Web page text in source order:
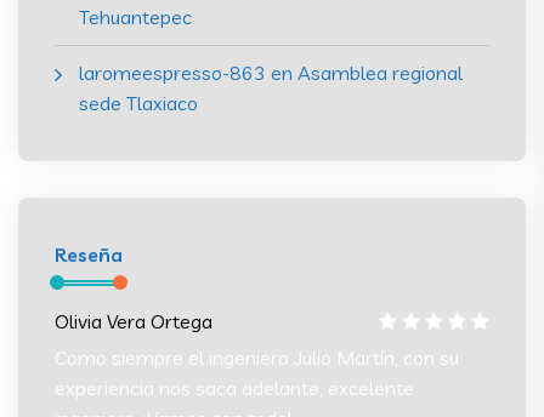
Tehuantepec
laromeespresso-863 en Asamblea regional
sede Tlaxiaco
Reseña
Olivia Vera Ortega
Como siempre el ingeniero Julio Martín, con su
experiencia nos saca adelante, excelente